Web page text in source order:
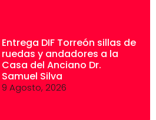
Entrega DIF Torreón sillas de
ruedas y andadores a la
Casa del Anciano Dr.
Samuel Silva
9 Agosto, 2026